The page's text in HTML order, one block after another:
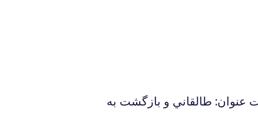
عنوان: طالقاني و بازگشت به